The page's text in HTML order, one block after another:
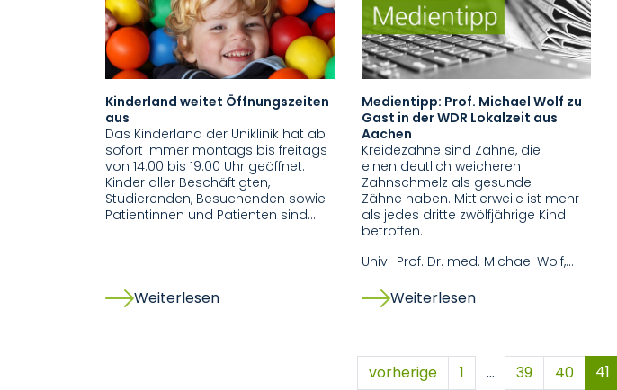
Kinderland weitet Öffnungszeiten
aus
Das Kinderland der Uniklinik hat ab
sofort immer montags bis freitags
von 14:00 bis 19:00 Uhr geöffnet.
Kinder aller Beschäftigten,
Studierenden, Besuchenden sowie
Patientinnen und Patienten sind…
Weiterlesen
Medientipp: Prof. Michael Wolf zu
Gast in der WDR Lokalzeit aus
Aachen
Kreidezähne sind Zähne, die
einen deutlich weicheren
Zahnschmelz als gesunde
Zähne haben. Mittlerweile ist mehr
als jedes dritte zwölfjährige Kind
betroffen.
Univ.-Prof. Dr. med. Michael Wolf,…
Weiterlesen
vorherige 1 … 39 40 41